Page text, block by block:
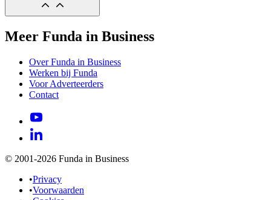
Meer Funda in Business
Over Funda in Business
Werken bij Funda
Voor Adverteerders
Contact
© 2001-2026 Funda in Business
•Privacy
•Voorwaarden